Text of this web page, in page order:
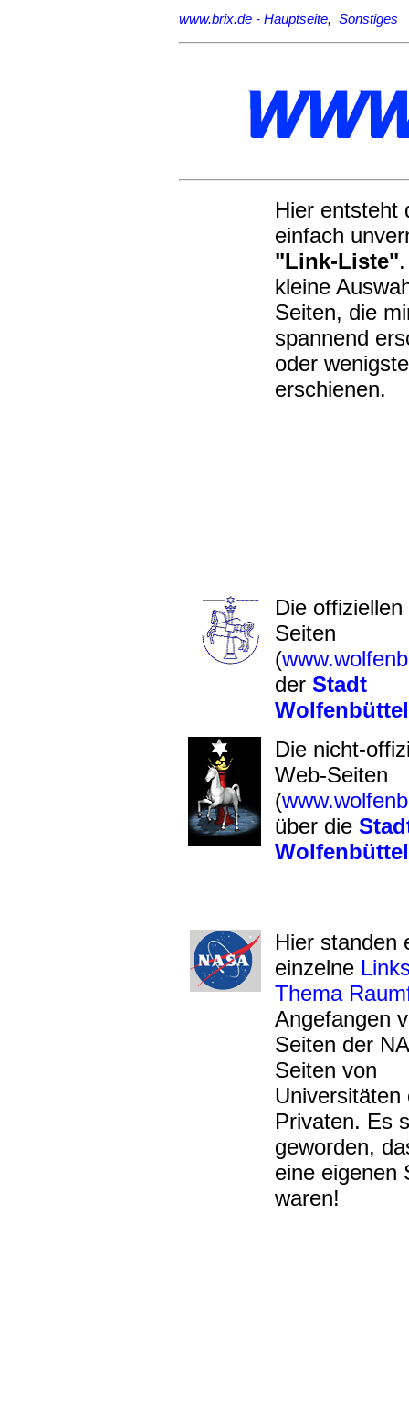
www.brix.de - Hauptseite, Sonstiges
Hier entsteht
einfach
"Link-Liste"
kleine
Seiten, die
spannend
oder
erschienen.
Die
Seiten
(
der Stadt
Wolfenbüttel
Die nicht-
Web-Seiten
(
über die
Wolfenbüttel
Hier standen
einzelne
Thema
Angefangen
Seiten der
Seiten von
Universitäten
Privaten. Es
geworden,
eine eigenen
waren!